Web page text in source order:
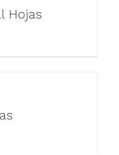
Hojas